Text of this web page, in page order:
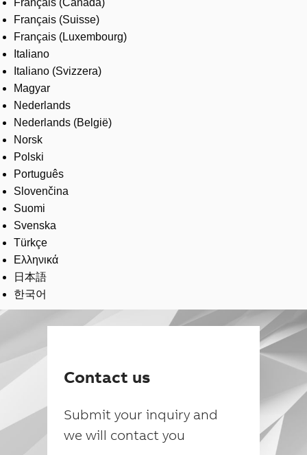
Français (Canada)
Français (Suisse)
Français (Luxembourg)
Italiano
Italiano (Svizzera)
Magyar
Nederlands
Nederlands (België)
Norsk
Polski
Português
Slovenčina
Suomi
Svenska
Türkçe
Ελληνικά
日本語
한국어
Contact us
Submit your inquiry and
we will contact you